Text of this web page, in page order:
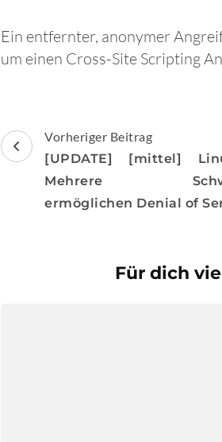
Ein entfernter, anonymer
um einen Cross-Site Scripting
Beitragsnavigation
Vorheriger Beitrag
[UPDATE] [mittel]
Mehrere
ermöglichen Denial of
Für dich